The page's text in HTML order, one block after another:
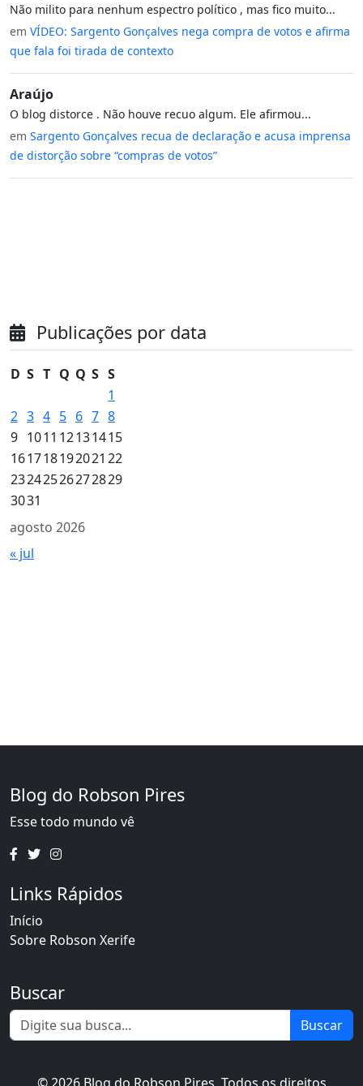
Não milito para nenhum espectro político , mas fico muito...
em VÍDEO: Sargento Gonçalves nega compra de votos e afirma
que fala foi tirada de contexto
Araújo
O blog distorce . Não houve recuo algum. Ele afirmou...
em Sargento Gonçalves recua de declaração e acusa imprensa
de distorção sobre “compras de votos”
Publicações por data
agosto 2026
D S T Q Q S S
1
2 3 4 5 6 7 8
9 1011 12131415
161718192021 22
23242526272829
3031
« jul
Blog do Robson Pires
Esse todo mundo vê
Links Rápidos
Início
Sobre Robson Xerife
Buscar
Buscar